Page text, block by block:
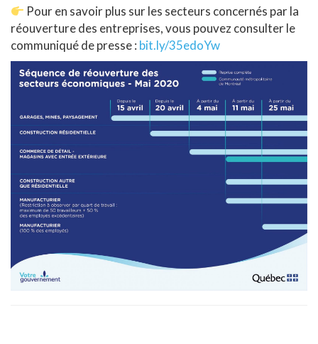
Pour en savoir plus sur les secteurs concernés par la
réouverture des entreprises, vous pouvez consulter le
communiqué de presse : bit.ly/35edoYw